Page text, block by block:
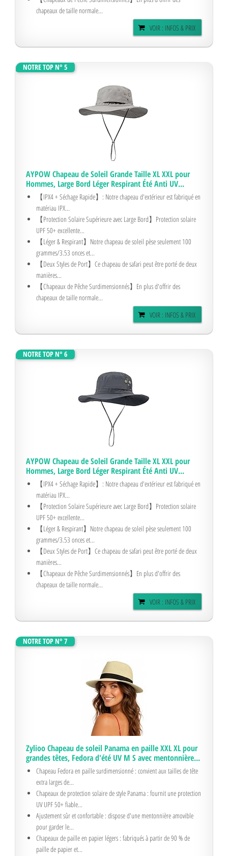
chapeaux de taille normale...
VOIR : INFOS & PRIX
NOTRE TOP N° 5
AYPOW Chapeau de Soleil Grande Taille XL XXL pour
Hommes, Large Bord Léger Respirant Été Anti UV...
【IPX4 + Séchage Rapide】: Notre chapeau d'extérieur est fabriqué en
matériau IPX...
【Protection Solaire Supérieure avec Large Bord】Protection solaire
UPF 50+ excellente...
【Léger & Respirant】Notre chapeau de soleil pèse seulement 100
grammes/3.53 onces et...
【Deux Styles de Port】Ce chapeau de safari peut être porté de deux
manières...
【Chapeaux de Pêche Surdimensionnés】En plus d'offrir des
chapeaux de taille normale...
VOIR : INFOS & PRIX
NOTRE TOP N° 6
AYPOW Chapeau de Soleil Grande Taille XL XXL pour
Hommes, Large Bord Léger Respirant Été Anti UV...
【IPX4 + Séchage Rapide】: Notre chapeau d'extérieur est fabriqué en
matériau IPX...
【Protection Solaire Supérieure avec Large Bord】Protection solaire
UPF 50+ excellente...
【Léger & Respirant】Notre chapeau de soleil pèse seulement 100
grammes/3.53 onces et...
【Deux Styles de Port】Ce chapeau de safari peut être porté de deux
manières...
【Chapeaux de Pêche Surdimensionnés】En plus d'offrir des
chapeaux de taille normale...
VOIR : INFOS & PRIX
NOTRE TOP N° 7
Zylioo Chapeau de soleil Panama en paille XXL XL pour
grandes têtes, Fedora d'été UV M S avec mentonnière...
Chapeau Fedora en paille surdimensionné : convient aux tailles de tête
extra larges de...
Chapeaux de protection solaire de style Panama : fournit une protection
UV UPF 50+ fiable...
Ajustement sûr et confortable : dispose d'une mentonnière amovible
pour garder le...
Chapeaux de paille en papier légers : fabriqués à partir de 90 % de
paille de papier et...